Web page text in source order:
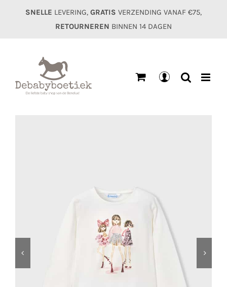
SNELLE LEVERING, GRATIS VERZENDING VANAF €75,
RETOURNEREN BINNEN 14 DAGEN